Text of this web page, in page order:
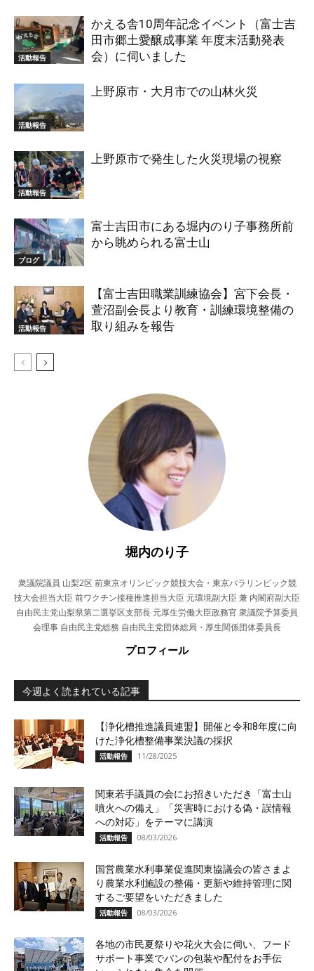
活動報告
かえる舎10周年記念イベント（富士吉
田市郷土愛醸成事業 年度末活動発表
会）に伺いました
活動報告
上野原市・大月市での山林火災
活動報告
上野原市で発生した火災現場の視察
ブログ
富士吉田市にある堀内のり子事務所前
から眺められる富士山
活動報告
【富士吉田職業訓練協会】宮下会長・
萱沼副会長より教育・訓練環境整備の
取り組みを報告
堀内のり子
衆議院議員 山梨2区 前東京オリンピック競技大会・東京パラリンピック競
技大会担当大臣 前ワクチン接種推進担当大臣 元環境副大臣 兼 内閣府副大臣
自由民主党山梨県第二選挙区支部長 元厚生労働大臣政務官 衆議院予算委員
会理事 自由民主党総務 自由民主党団体総局・厚生関係団体委員長
プロフィール
今週よく読まれている記事
【浄化槽推進議員連盟】開催と令和8年度に向
けた浄化槽整備事業決議の採択
活動報告 11/28/2025
関東若手議員の会にお招きいただき「富士山
噴火への備え」「災害時における偽・誤情報
への対応」をテーマに講演
活動報告 08/03/2026
国営農業水利事業促進関東協議会の皆さまよ
り農業水利施設の整備・更新や維持管理に関
するご要望をいただきました
活動報告 08/03/2026
各地の市民夏祭りや花火大会に伺い、フード
サポート事業でパンの包装や配付をお手伝